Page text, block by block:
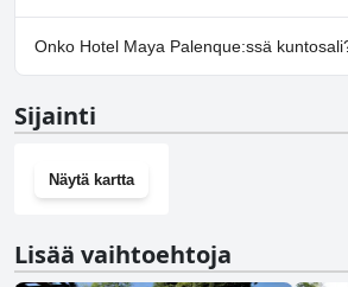
Kyllä, Hotel Maya Palenque tarjoaa
Onko Hotel Maya Palenque:ssä
Sijainti
Näytä kartta
Lisää vaihtoehtoja